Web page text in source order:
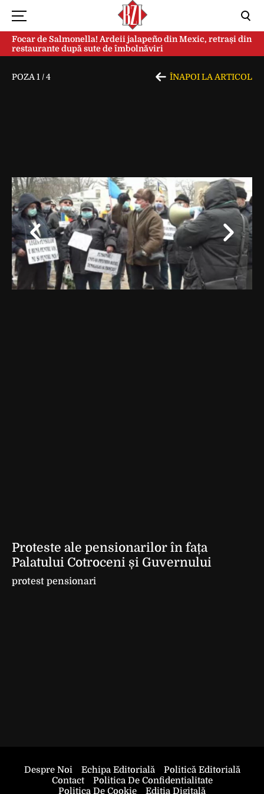
Focar de Salmonella! Ardeii jalapeño din Mexic, retrași din
restaurante după sute de îmbolnăviri
POZA 1 /4 ÎNAPOI LA ARTICOL
Proteste ale pensionarilor în fața
Palatului Cotroceni și Guvernului
protest pensionari
Despre Noi Echipa Editorială
Politică Editorială
Contact
Politica De Confidentialitate
Politica De Cookie
Ediția Digitală